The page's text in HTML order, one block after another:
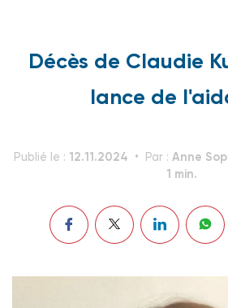
Décès de Claudie
lance de
Publié le : 12.11.2024 Par : Anne
1 min.